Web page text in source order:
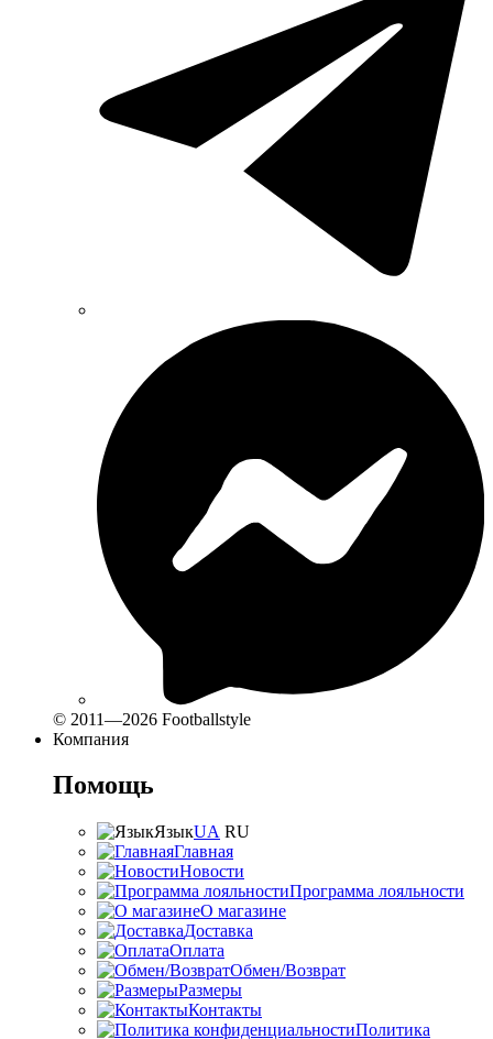
© 2011—2026 Footballstyle
Компания
Помощь
ЯзыкUA RU
Главная
Новости
Программа лояльности
О магазине
Доставка
Оплата
Обмен/Возврат
Размеры
Контакты
Политика